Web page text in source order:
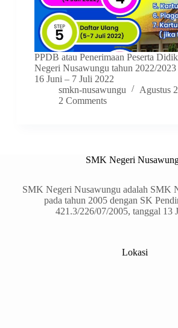
PPDB atau Penerimaan Peserta
Negeri Nusawungu tahun 2022/2023
16 Juni – 7 Juli 2022
smkn-nusawungu
Agustus
2 Comments
SMK Negeri
SMK Negeri Nusawungu adalah SMK
pada tahun 2005 dengan SK
421.3/226/07/2005, tanggal 13
Lokasi